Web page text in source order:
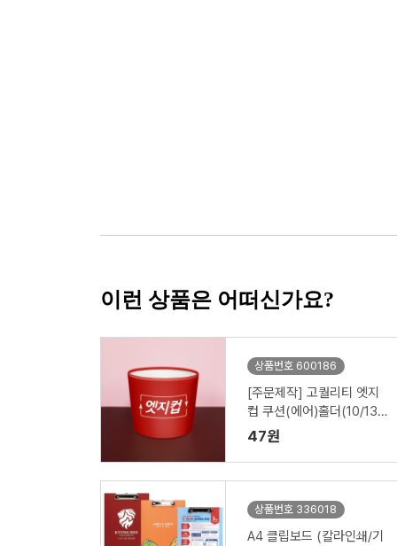
이런 상품은 어떠신가요?
상품번호 600186
[주문제작] 고퀄리티 엣지
컵 쿠션(에어)홀더(10/13온
스)
47원
상품번호 336018
A4 클립보드 (칼라인쇄/기